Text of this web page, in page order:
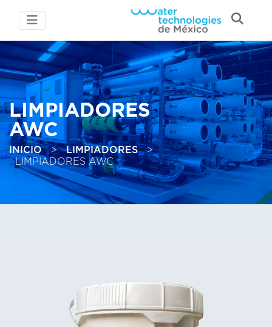
LIMPIADORES
AWC
INICIO > LIMPIADORES
>
LIMPIADORES AWC